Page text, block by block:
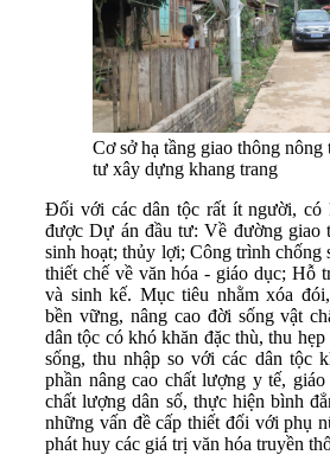
Cơ sở hạ tầng giao thông nông
tư xây dựng khang trang
Đối với các dân tộc rất ít người, có
được Dự án đầu tư: Về đường giao
sinh hoạt; thủy lợi; Công trình chống
thiết chế về văn hóa - giáo dục; Hỗ
và sinh kế. Mục tiêu nhằm xóa
bền vững, nâng cao đời sống vật
dân tộc có khó khăn đặc thù, thu
sống, thu nhập so với các dân tộc
phần nâng cao chất lượng y tế,
chất lượng dân số, thực hiện bình
những vấn đề cấp thiết đối với phụ
phát huy các giá trị văn hóa truyền